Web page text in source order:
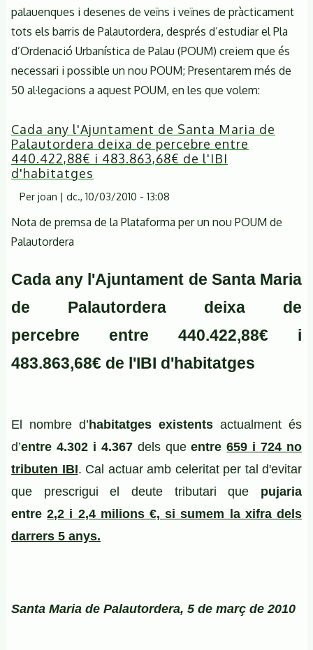
palauenques i desenes de veïns i veïnes de pràcticament
tots els barris de Palautordera, després d’estudiar el Pla
d’Ordenació Urbanística de Palau (POUM) creiem que és
necessari i possible un nou POUM; Presentarem més de
50 al·legacions a aquest POUM, en les que volem:
Cada any l'Ajuntament de Santa Maria de
Palautordera deixa de percebre entre
440.422,88€ i 483.863,68€ de l'IBI
d'habitatges
Per joan | dc., 10/03/2010 - 13:08
Nota de premsa de la Plataforma per un nou POUM de
Palautordera
Cada any l'Ajuntament de Santa Maria
de Palautordera deixa de
percebre entre 440.422,88€ i
483.863,68€ de l'IBI d'habitatges
El nombre d’ habitatges existents actualment és
d’entre 4.302 i 4.367dels queentre659 i 724 no
tributen IBI. Cal actuar amb celeritat per tal d'evitar
que prescrigui el deute tributari que pujaria
entre2,2 i 2,4 milions €, si sumem la xifra dels
darrers 5 anys.
Santa Maria de Palautordera, 5 de març de 2010